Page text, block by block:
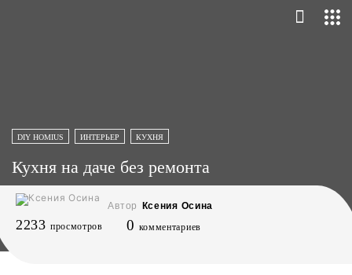
DIY HOMIUS ИНТЕРЬЕР КУХНЯ
Кухня на даче без ремонта
Автор Ксения Осина
2233 просмотров 0 комментариев